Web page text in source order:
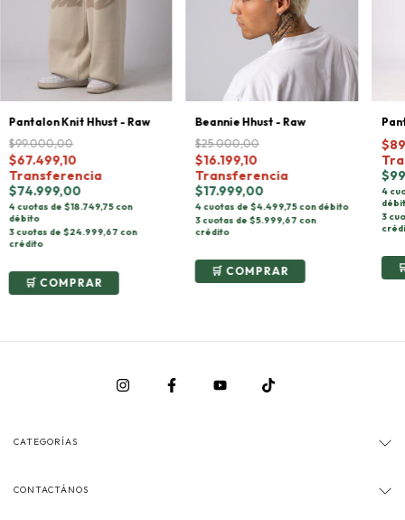
Pantalon Knit Hhust - Raw
$99.000,00
$67.499,10
Transferencia
$74.999,00
4 cuotas de $18.749,75 con
débito
3 cuotas de $24.999,67 con
crédito
COMPRAR
Beannie Hhust - Raw
$25.000,00
$16.199,10
Transferencia
$17.999,00
4 cuotas de $4.499,75 con débito
3 cuotas de $5.999,67 con
crédito
COMPRAR
4
3
CATEGORÍAS
CONTACTÁNOS